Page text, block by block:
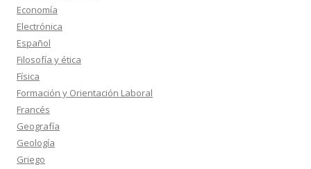
Economía
Electrónica
Español
Filosofía y ética
Física
Formación y Orientación Laboral
Francés
Geografía
Geología
Griego